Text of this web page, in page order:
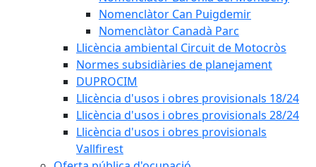
Nomenclàtor Can Puigdemir
Nomenclàtor Canadà Parc
Llicència ambiental Circuit de Motocròs
Normes subsidiàries de planejament
DUPROCIM
Llicència d'usos i obres provisionals 18/24
Llicència d'usos i obres provisionals 28/24
Llicència d'usos i obres provisionals
Vallfirest